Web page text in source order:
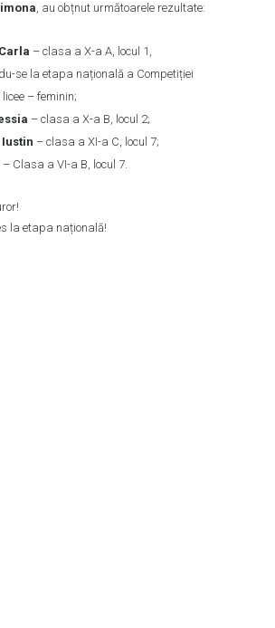
, au obțnut următoarele rezultate:
– clasa a X-a A, locul 1,
se la etapa națională a Competiției
– feminin;
– clasa a X-a B, locul 2;
– clasa a XI-a C, locul 7;
– Clasa a VI-a B, locul 7.
la etapa națională!